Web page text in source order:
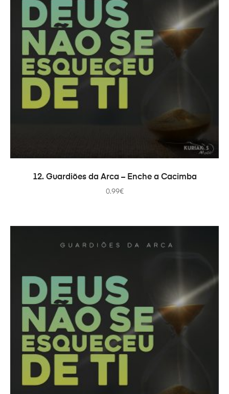
ADICIONAR
12. Guardiões da Arca – Enche a Cacimba
0.99€